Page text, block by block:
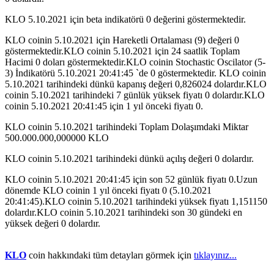
KLO 5.10.2021 için beta indikatörü 0 değerini göstermektedir.
KLO coinin 5.10.2021 için Hareketli Ortalaması (9) değeri 0
göstermektedir.KLO coinin 5.10.2021 için 24 saatlik Toplam
Hacimi 0 doları göstermektedir.KLO coinin Stochastic Oscilator (5-
3) İndikatörü 5.10.2021 20:41:45 `de 0 göstermektedir. KLO coinin
5.10.2021 tarihindeki dünkü kapanış değeri 0,826024 dolardır.KLO
coinin 5.10.2021 tarihindeki 7 günlük yüksek fiyatı 0 dolardır.KLO
coinin 5.10.2021 20:41:45 için 1 yıl önceki fiyatı 0.
KLO coinin 5.10.2021 tarihindeki Toplam Dolaşımdaki Miktar
500.000.000,000000 KLO
KLO coinin 5.10.2021 tarihindeki dünkü açılış değeri 0 dolardır.
KLO coinin 5.10.2021 20:41:45 için son 52 günlük fiyatı 0.Uzun
dönemde KLO coinin 1 yıl önceki fiyatı 0 (5.10.2021
20:41:45).KLO coinin 5.10.2021 tarihindeki yüksek fiyatı 1,151150
dolardır.KLO coinin 5.10.2021 tarihindeki son 30 gündeki en
yüksek değeri 0 dolardır.
KLO coin hakkındaki tüm detayları görmek için tıklayınız...